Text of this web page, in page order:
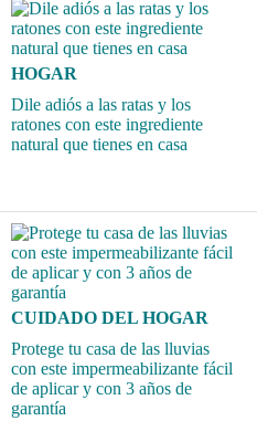
HOGAR
Dile adiós a las ratas y los
ratones con este ingrediente
natural que tienes en casa
CUIDADO DEL HOGAR
Protege tu casa de las lluvias
con este impermeabilizante fácil
de aplicar y con 3 años de
garantía